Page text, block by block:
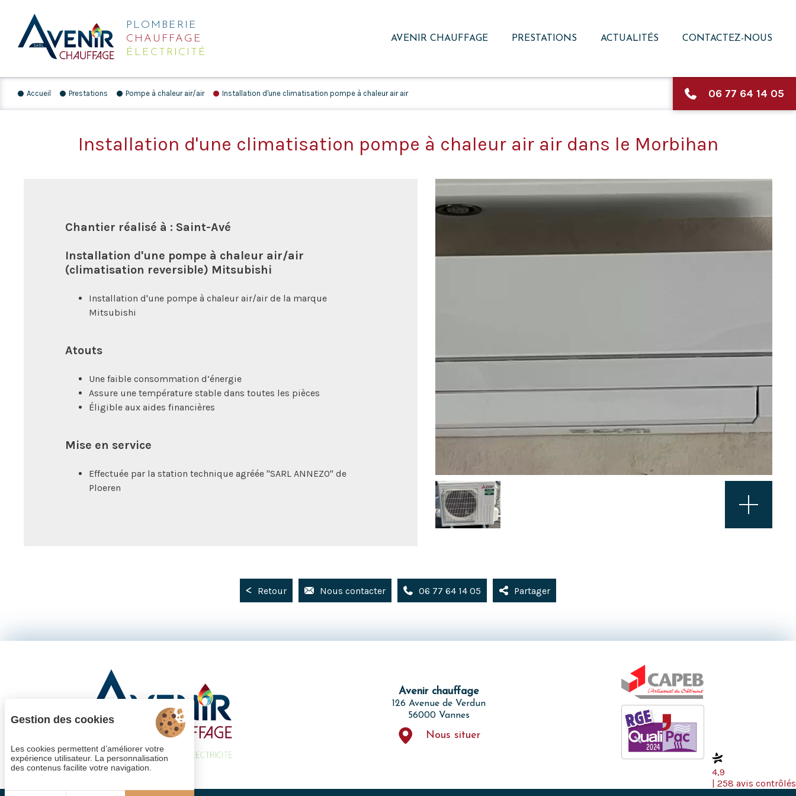
PLOMBERIE
CHAUFFAGE
ÉLECTRICITÉ
AVENIR CHAUFFAGE PRESTATIONS ACTUALITÉS CONTACTEZ-NOUS
06 77 64 14 05
4,9
| 258 avis contrôlés
Accueil Prestations Pompe à chaleur air/air Installation d'une climatisation pompe à chaleur air air
Installation d'une climatisation pompe à chaleur air air dans le Morbihan
Chantier réalisé à : Saint-Avé
Installation d'une pompe à chaleur air/air
(climatisation reversible) Mitsubishi
Installation d'une pompe à chaleur air/air de la marque
Mitsubishi
Atouts
Une faible consommation d’énergie
Assure une température stable dans toutes les pièces
Éligible aux aides financières
Mise en service
Effectuée par la station technique agréée "SARL ANNEZO" de
Ploeren
Retour Nous contacter 06 77 64 14 05 Partager
Avenir chauffage
126 Avenue de Verdun
56000 Vannes
Nous situer
Gestion des cookies
Les cookies permettent d’améliorer votre
expérience utilisateur. La personnalisation
des contenus facilite votre navigation.